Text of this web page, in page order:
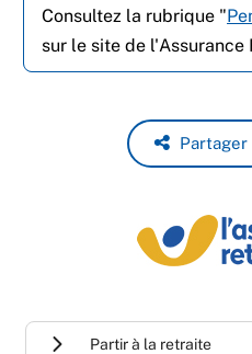
Consultez la rubrique "
sur le site de l'Assurance
Partager
Partir à la retraite